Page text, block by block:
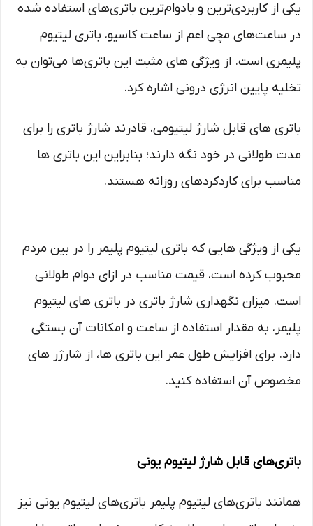
یکی از کاربردی‌ترین و بادوام‌ترین باتری‌های استفاده شده
در ساعت‌های مچی اعم از ساعت کاسیو، باتری لیتیوم
پلیمری است. از ویژگی‌ های مثبت این باتری‌ها می‌توان به
تخلیه پایین انرژی درونی اشاره کرد.
باتری‌ های قابل شارژ لیتیومی، قادرند شارژ باتری را برای
مدت طولانی در خود نگه دارند؛ بنابراین این باتری‌ ها
مناسب برای کاردکردهای روزانه هستند.
یکی از ویژگی‌ هایی که باتری لیتیوم پلیمر را در بین مردم
محبوب کرده است، قیمت مناسب در ازای دوام طولانی
است. میزان نگهداری شارژ باتری در باتری‌ های لیتیوم
پلیمر، به مقدار استفاده از ساعت و امکانات آن بستگی
دارد. برای افزایش طول عمر این باتری‌ ها، از شارژر های
مخصوص آن استفاده کنید.
باتری‌های قابل شارژ لیتیوم یونی
همانند باتری‌های لیتیوم پلیمر باتری‌های لیتیوم یونی نیز